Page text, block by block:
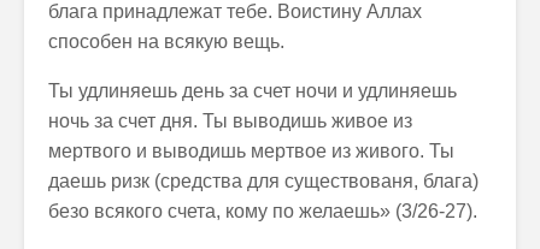
блага принадлежат тебе. Воистину Аллах
способен на всякую вещь.
Ты удлиняешь день за счет ночи и удлиняешь
ночь за счет дня. Ты выводишь живое из
мертвого и выводишь мертвое из живого. Ты
даешь ризк (средства для существованя, блага)
безо всякого счета, кому по желаешь» (3/26-27).